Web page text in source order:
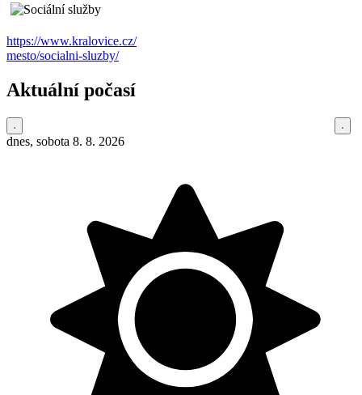
https://www.kralovice.cz/
mesto/socialni-sluzby/
Aktuální počasí
dnes, sobota 8. 8. 2026